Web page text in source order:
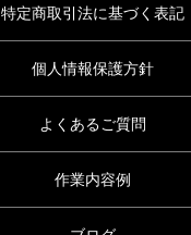
特定商取引法に基づく表記
個人情報保護方針
よくあるご質問
作業内容例